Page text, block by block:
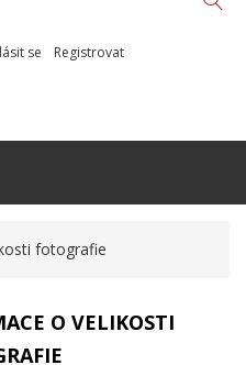
se Registrovat
fotografie
O VELIKOSTI